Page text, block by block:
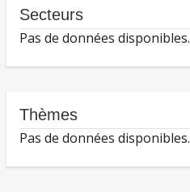
Secteurs
Pas de données disponibles.
Thèmes
Pas de données disponibles.